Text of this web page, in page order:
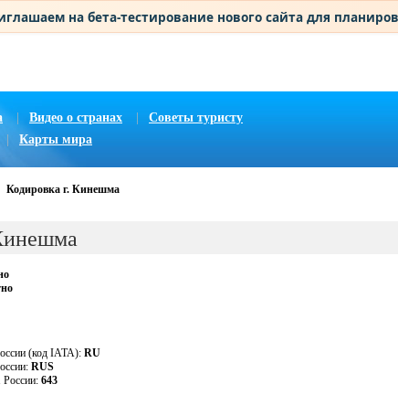
на бета-тестирование нового сайта для
| Видео о странах
Советы туристу
Карты мира
Кодировка г. Кинешма
(код IATA): RU
RUS
России: 643